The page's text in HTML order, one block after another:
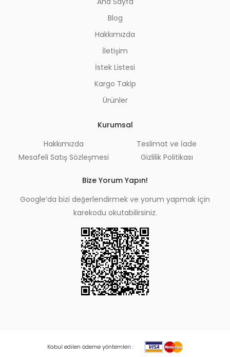
Blog
Hakkımızda
İletişim
İstek Listesi
Kargo Takip
Ürünler
Kurumsal
Hakkımızda
Mesafeli Satış Sözleşmesi
Teslimat ve İade
Gizlilik Politikası
Bize Yorum Yapın!
Google’da bizi değerlendirmek ve yorum yapmak için
karekodu okutabilirsiniz.
Kabul edilen ödeme yöntemleri :